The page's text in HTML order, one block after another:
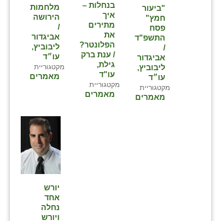
מלחמות
הירושה
/
אביגדור
ליבוביץ,
עו״ד
מקטגוריית
מאמרים
בנחלות –
איך
מתירים
את
הפלונטר?
/ ענת ברק
גילת,
עו"ד
מקטגוריית
מאמרים
"ביעור
חמץ"
פסח
התשפ"ד
/
אביגדור
ליבוביץ,
עו״ד
מקטגוריית
מאמרים
יורש
אחד
נחלה
ויורש